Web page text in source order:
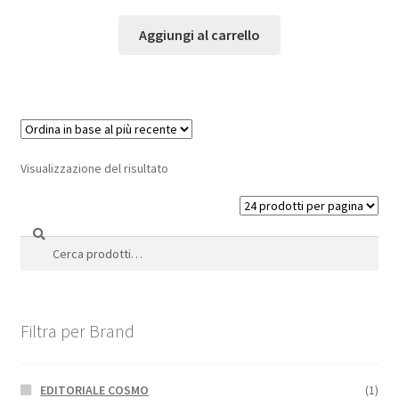
Aggiungi al carrello
Visualizzazione del risultato
Cerca:
Cerca
Filtra per Brand
EDITORIALE COSMO
(1)